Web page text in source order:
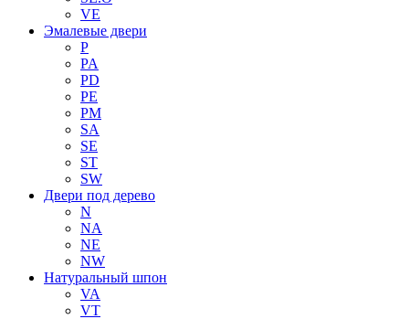
VE
Эмалевые двери
P
PA
PD
PE
PM
SA
SE
ST
SW
Двери под дерево
N
NA
NE
NW
Натуральный шпон
VA
VT